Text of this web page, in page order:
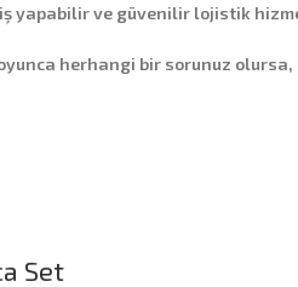
yapabilir ve güvenilir lojistik
herhangi bir sorunuz
Set